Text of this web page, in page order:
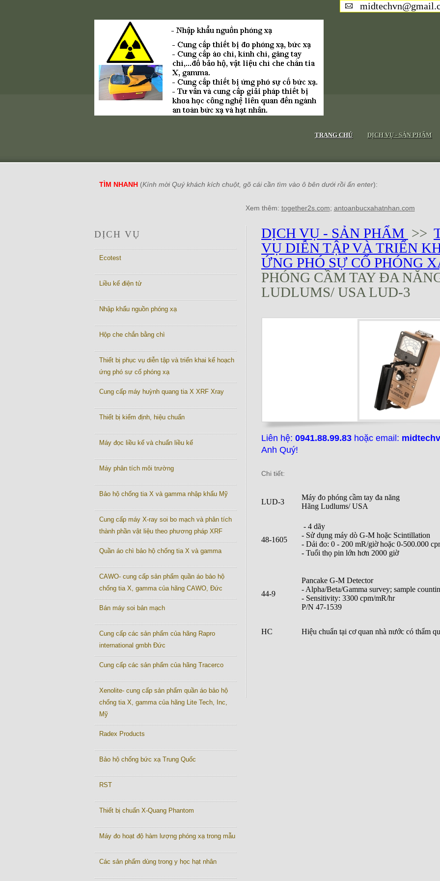
TRANG CHỦ DỊCH VỤ - SẢN PHẨM
TÌM NHANH (Kính mời Quý khách kích chuột, gõ cái cần tìm vào ô bên dưới rồi ấn enter):
Xem thêm: together2s.com; antoanbucxahatnhan.com
DỊCH VỤ
Ecotest
Liều kế điện tử
Nhập khẩu nguồn phóng xạ
Hộp che chắn bằng chì
Thiết bị phục vụ diễn tập và triển khai kế hoạch
ứng phó sự cố phóng xạ
Cung cấp máy huỳnh quang tia X XRF Xray
Thiết bị kiểm định, hiệu chuẩn
Máy đọc liều kế và chuẩn liều kế
Máy phân tích môi trường
Bảo hộ chống tia X và gamma nhập khẩu Mỹ
Cung cấp máy X-ray soi bo mạch và phân tích
thành phần vật liệu theo phương pháp XRF
Quần áo chì bảo hộ chống tia X và gamma
CAWO- cung cấp sản phẩm quần áo bảo hộ
chống tia X, gamma của hãng CAWO, Đức
Bán máy soi bản mạch
Cung cấp các sản phẩm của hãng Rapro
international gmbh Đức
Cung cấp các sản phẩm của hãng Tracerco
Xenolite- cung cấp sản phẩm quần áo bảo hộ
chống tia X, gamma của hãng Lite Tech, Inc,
Mỹ
Radex Products
Bảo hộ chống bức xạ Trung Quốc
RST
Thiết bị chuẩn X-Quang Phantom
Máy đo hoạt độ hàm lượng phóng xạ trong mẫu
Các sản phẩm dùng trong y học hạt nhân
DỊCH VỤ - SẢN PHẨM >>
VỤ DIỄN TẬP VÀ TRIỂN
ỨNG PHÓ SỰ CỐ PHÓNG
PHÓNG CẦM TAY ĐA
LUDLUMS/ USA LUD-3
Liên hệ: 0941.88.99.83 hoặc email:
Anh Quý!
Chi tiết:
LUD-3
Máy đo phóng cầm tay đa năng
Hãng Ludlums/ USA
48-1605
- 4 dãy
- Sử dụng máy dò G-M hoặc Scintillation
- Dải đo: 0 - 200 mR/giờ hoặc 0-500.000
- Tuổi thọ pin lớn hơn 2000 giờ
44-9
Pancake G-M Detector
- Alpha/Beta/Gamma survey; sample
- Sensitivity: 3300 cpm/mR/hr
P/N 47-1539
HC Hiệu chuẩn tại cơ quan nhà nước có thẩm